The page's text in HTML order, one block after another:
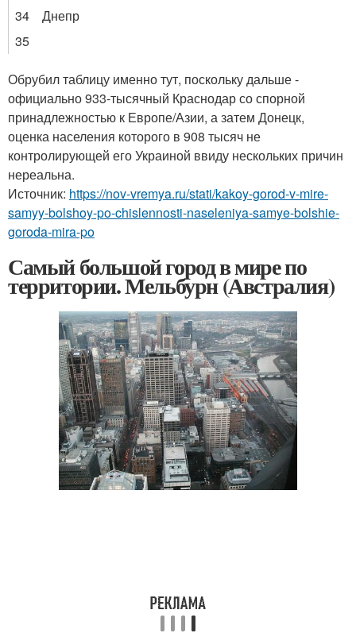
34
Днепр
35
Обрубил таблицу именно тут, поскольку дальше -
официально 933-тысячный Краснодар со спорной
принадлежностью к Европе/Азии, а затем Донецк,
оценка населения которого в 908 тысяч не
контролирующей его Украиной ввиду нескольких причин
нереальна.
Источник: https://nov-vremya.ru/stati/kakoy-gorod-v-mire-
samyy-bolshoy-po-chislennosti-naseleniya-samye-bolshie-
goroda-mira-po
Самый большой город в мире по
территории. Мельбурн (Австралия)